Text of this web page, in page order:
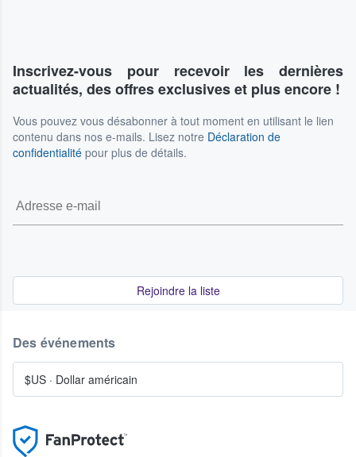
Inscrivez-vous pour recevoir les dernières
actualités, des offres exclusives et plus encore !
Vous pouvez vous désabonner à tout moment en utilisant le lien
contenu dans nos e-mails. Lisez notre Déclaration de
confidentialité pour plus de détails.
Rejoindre la liste
Des événements
$US · Dollar américain